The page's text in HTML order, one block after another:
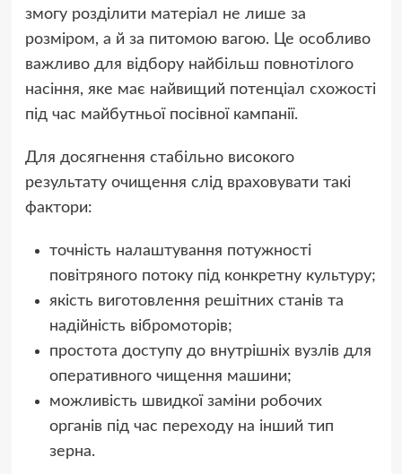
змогу розділити матеріал не лише за
розміром, а й за питомою вагою. Це особливо
важливо для відбору найбільш повнотілого
насіння, яке має найвищий потенціал схожості
під час майбутньої посівної кампанії.
Для досягнення стабільно високого
результату очищення слід враховувати такі
фактори:
точність налаштування потужності
повітряного потоку під конкретну культуру;
якість виготовлення решітних станів та
надійність вібромоторів;
простота доступу до внутрішніх вузлів для
оперативного чищення машини;
можливість швидкої заміни робочих
органів під час переходу на інший тип
зерна.